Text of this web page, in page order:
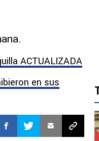
ACTUALIZADA
en sus